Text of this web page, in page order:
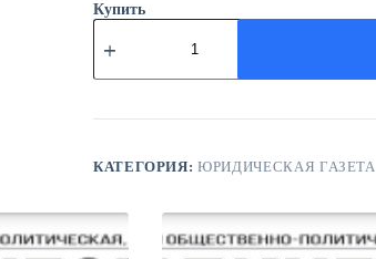
Купить
Количество
товара
№69
10
2024
КАТЕГОРИЯ:ЮРИДИЧЕСКАЯ ГАЗЕТА